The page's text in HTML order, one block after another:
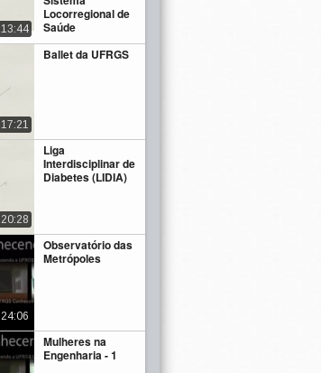
Locorregional de
Saúde
13:44
Ballet da UFRGS
17:21
Liga
Interdisciplinar de
Diabetes (LIDIA)
20:28
Observatório das
Metrópoles
24:06
Mulheres na
Engenharia - 1